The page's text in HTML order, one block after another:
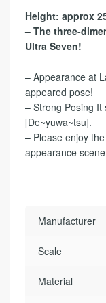
Height: approx
– The three-
Ultra Seven!
– Appearance at
appeared pose!
– Strong Posing It
[De~yuwa~tsu].
– Please enjoy
appearance
Manufacturer
Scale
Material